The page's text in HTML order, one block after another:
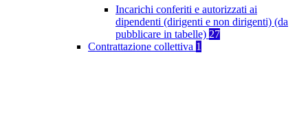
Incarichi conferiti e autorizzati ai
dipendenti (dirigenti e non dirigenti) (da
pubblicare in tabelle) 27
Contrattazione collettiva 1